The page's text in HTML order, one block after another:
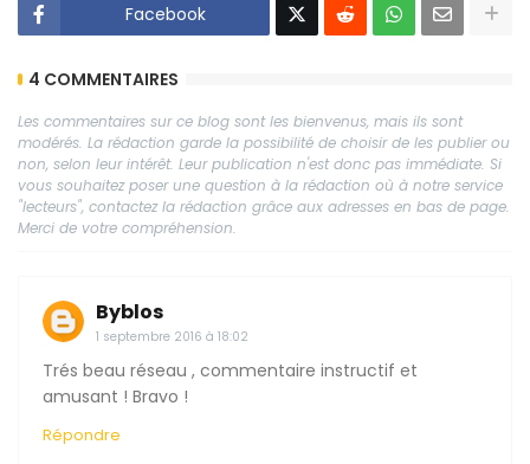
Facebook
4 COMMENTAIRES
Les commentaires sur ce blog sont les bienvenus, mais ils sont
modérés. La rédaction garde la possibilité de choisir de les publier ou
non, selon leur intérêt. Leur publication n'est donc pas immédiate. Si
vous souhaitez poser une question à la rédaction où à notre service
"lecteurs", contactez la rédaction grâce aux adresses en bas de page.
Merci de votre compréhension.
Byblos
1 septembre 2016 à 18:02
Trés beau réseau , commentaire instructif et
amusant ! Bravo !
Répondre